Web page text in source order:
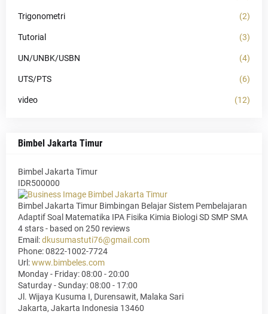
Trigonometri (2)
Tutorial (3)
UN/UNBK/USBN (4)
UTS/PTS (6)
video (12)
Bimbel Jakarta Timur
Bimbel Jakarta Timur
IDR500000
Bimbel Jakarta Timur Bimbingan Belajar Sistem Pembelajaran
Adaptif Soal Matematika IPA Fisika Kimia Biologi SD SMP SMA
4 stars - based on 250 reviews
Email:dkusumastuti76@gmail.com
Phone:0822-1002-7724
Url:www.bimbeles.com
Monday - Friday: 08:00 - 20:00
Saturday - Sunday: 08:00 - 17:00
Jl. Wijaya Kusuma I, Durensawit, Malaka Sari
Jakarta, Jakarta Indonesia 13460